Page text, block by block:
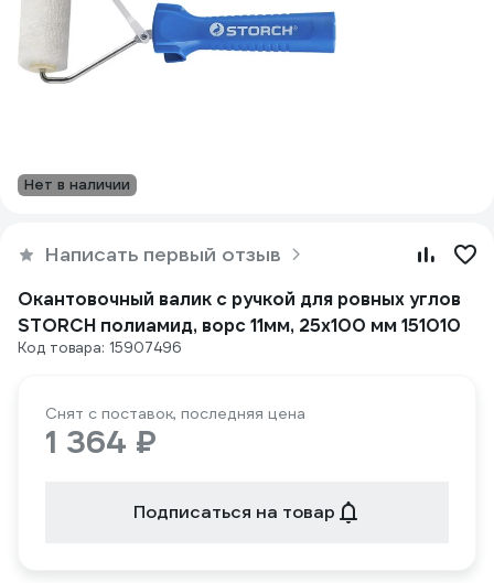
Нет в наличии
Написать первый отзыв
Окантовочный валик с ручкой для ровных углов
STORCH полиамид, ворс 11мм, 25х100 мм 151010
Код товара: 15907496
Снят с поставок, последняя цена
1 364 ₽
Подписаться на товар